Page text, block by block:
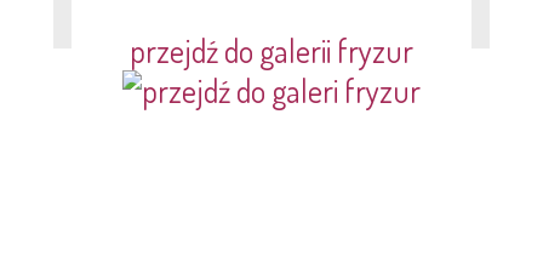
przejdź do galerii fryzur